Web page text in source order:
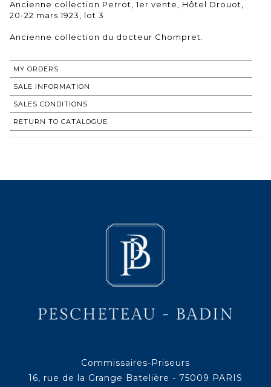
Ancienne collection Perrot, 1er vente, Hôtel Drouot,
20-22 mars 1923, lot 3
Ancienne collection du docteur Chompret.
MY ORDERS
SALE INFORMATION
SALES CONDITIONS
RETURN TO CATALOGUE
Commissaires-Priseurs
16, rue de la Grange Batelière - 75009 PARIS